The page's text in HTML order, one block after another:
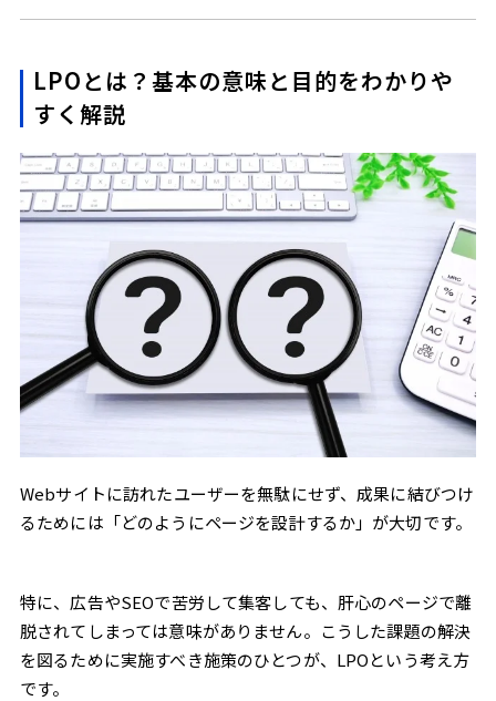
ユーザー行動を可視化するヒートマップ・分析ツール
リアルタイム接客を実現するチャットツール
「フォームに行く前に話しかける」という新しい戦
ページ離脱を防ぐには“関心のピーク”を逃さないことがカギ
チャットボットではなく有人対応で顧客に寄り添う
LPO施策の一部として「Web接客」の有効性
まとめ｜LPOにおける「最後の壁」を突破する新し
い手段
LPOとは？基本の意味と目的をわかりや
すく解説
Webサイトに訪れたユーザーを無駄にせず、成果に結びつけ
るためには「どのようにページを設計するか」が大切です。
特に、広告やSEOで苦労して集客しても、肝心のページで離
脱されてしまっては意味がありません。こうした課題の解決
を図るために実施すべき施策のひとつが、LPOという考え方
です。